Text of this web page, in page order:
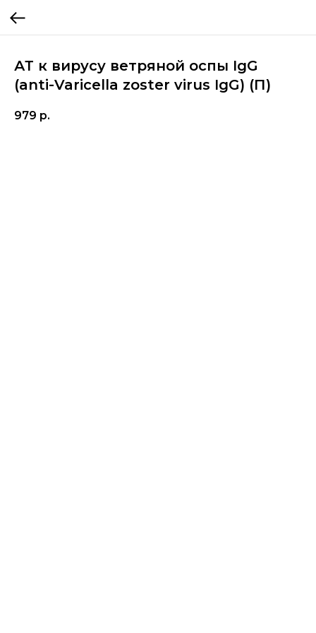
АТ к вирусу ветряной оспы IgG
(anti-Varicella zoster virus IgG) (П)
979 р.